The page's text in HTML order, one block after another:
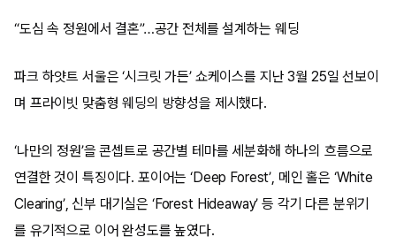
“도심 속 정원에서 결혼”…공간 전체를 설계하는 웨딩
파크 하얏트 서울은 ‘시크릿 가든’ 쇼케이스를 지난 3월 25일 선보이
며 프라이빗 맞춤형 웨딩의 방향성을 제시했다.
‘나만의 정원’을 콘셉트로 공간별 테마를 세분화해 하나의 흐름으로
연결한 것이 특징이다. 포이어는 ‘Deep Forest’, 메인 홀은 ‘White
Clearing’, 신부 대기실은 ‘Forest Hideaway’ 등 각기 다른 분위기
를 유기적으로 이어 완성도를 높였다.